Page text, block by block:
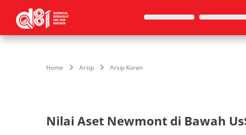
Home Arsip Arsip Koran
Nilai Aset Newmont di Bawah